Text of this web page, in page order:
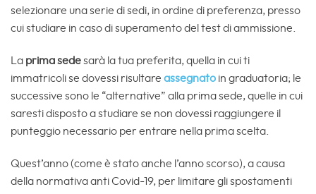
selezionare una serie di sedi, in ordine di preferenza, presso
cui studiare in caso di superamento del test di ammissione.
La prima sedesarà la tua preferita, quella in cui ti
immatricoli se dovessi risultare assegnato in graduatoria; le
successive sono le “alternative” alla prima sede, quelle in cui
saresti disposto a studiare se non dovessi raggiungere il
punteggio necessario per entrare nella prima scelta.
Quest’anno (come è stato anche l’anno scorso), a causa
della normativa anti Covid-19, per limitare gli spostamenti